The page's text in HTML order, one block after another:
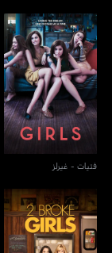
فتيات - غيرلز
فتيات - غيرلز